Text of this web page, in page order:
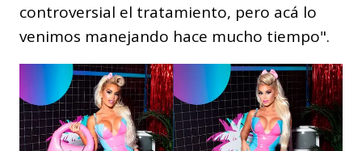
controversial el tratamiento, pero acá lo
venimos manejando hace mucho tiempo".